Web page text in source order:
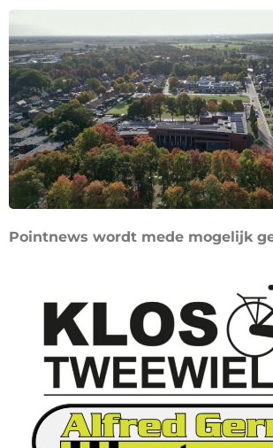
Pointnews wordt mede mogelijk